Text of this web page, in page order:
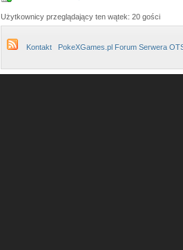
Użytkownicy przeglądający ten wątek: 20 gości
Kontakt PokeXGames.pl Forum Serwera